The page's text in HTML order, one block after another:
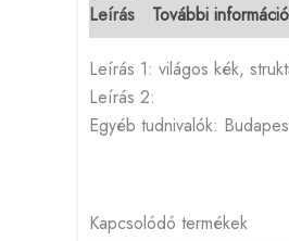
Leírás További
Leírás 1: világos kék,
Leírás 2:
Egyéb tudnivalók:
Kapcsolódó termékek